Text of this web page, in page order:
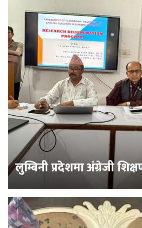
लुम्बिनी प्रदेशमा अंग्रेजी